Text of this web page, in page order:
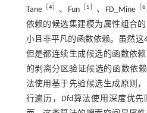
Tane
4 、Fun［5 、FD_Mine ［6
依赖的候选集建模为属性组合
小且非平凡的函数依赖。虽然这
但是都连续生成候选的函数依
的剥离分区验证候选的函数依赖
法使用基于先验候选生成原则
行遍历，Dfd算法使用深度优